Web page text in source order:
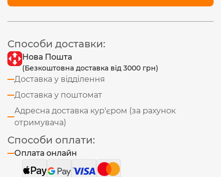
Способи доставки:
Нова Пошта
(Безкоштовна доставка від 3000 грн)
Доставка у відділення
Доставка у поштомат
Адресна доставка кур'єром (за рахунок
отримувача)
Способи оплати:
Оплата онлайн